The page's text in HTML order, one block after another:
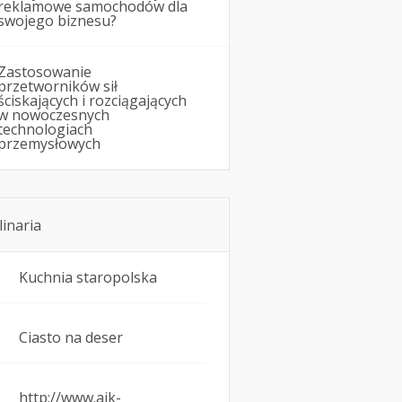
samochodów dla
biznesu?
sił
i rozciągających
nowoczesnych
Kuchnia staropolska
Ciasto na deser
http://www.ajk-